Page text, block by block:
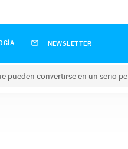
NEWSLETTER
pueden convertirse en un serio